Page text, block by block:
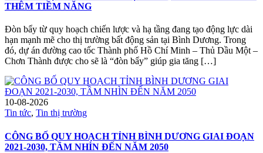
THÊM TIỀM NĂNG
Đòn bẩy từ quy hoạch chiến lược và hạ tầng đang tạo động lực dài
hạn mạnh mẽ cho thị trường bất động sản tại Bình Dương. Trong
đó, dự án đường cao tốc Thành phố Hồ Chí Minh – Thủ Dầu Một –
Chơn Thành được cho sẽ là “đòn bẩy” giúp gia tăng […]
10-08-2026
Tin tức, Tin thị trường
CÔNG BỐ QUY HOẠCH TỈNH BÌNH DƯƠNG GIAI ĐOẠN
2021-2030, TẦM NHÌN ĐẾN NĂM 2050